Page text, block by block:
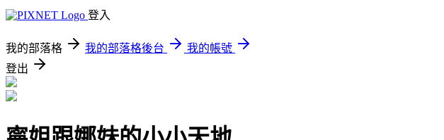
登入
我的部落格 我的部落格後台
我的帳號
登出